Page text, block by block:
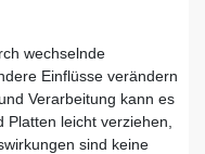
wechselnde
Einflüsse verändern
Verarbeitung kann es
leicht verziehen,
sind keine